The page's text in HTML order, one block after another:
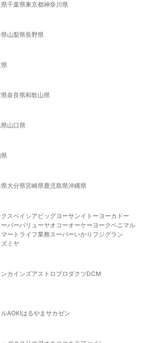
千葉県東京都神奈川県
山梨県長野県
奈良県和歌山県
県山口県
大分県宮崎県鹿児島県沖縄県
スベイシア ビッグヨーサンイトーヨーカドー
ーパーバリューヤオコーオーケー ヨークベニマル
ート ライフ業務スーパーいかり フジグラン
ズミヤ
カインズアストロプロダクツDCM
AOKIはるやま サカゼン